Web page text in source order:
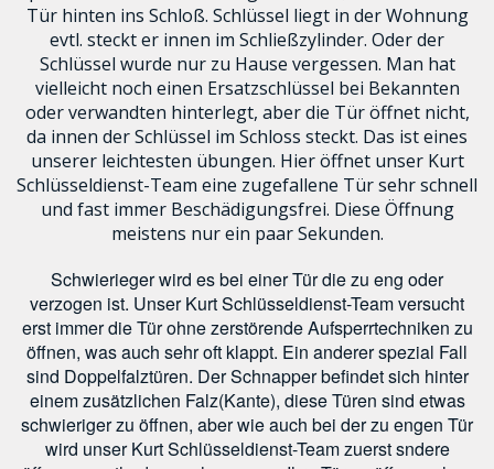
Tür hinten ins Schloß. Schlüssel liegt in der Wohnung
evtl. steckt er innen im Schließzylinder. Oder der
Schlüssel wurde nur zu Hause vergessen. Man hat
vielleicht noch einen Ersatzschlüssel bei Bekannten
oder verwandten hinterlegt, aber die Tür öffnet nicht,
da innen der Schlüssel im Schloss steckt. Das ist eines
unserer leichtesten übungen. Hier öffnet unser Kurt
Schlüsseldienst-Team eine zugefallene Tür sehr schnell
und fast immer Beschädigungsfrei. Diese Öffnung
meistens nur ein paar Sekunden.
Schwierieger wird es bei einer Tür die zu eng oder
verzogen ist. Unser Kurt Schlüsseldienst-Team versucht
erst immer die Tür ohne zerstörende Aufsperrtechniken zu
öffnen, was auch sehr oft klappt. Ein anderer spezial Fall
sind Doppelfalztüren. Der Schnapper befindet sich hinter
einem zusätzlichen Falz(Kante), diese Türen sind etwas
schwieriger zu öffnen, aber wie auch bei der zu engen Tür
wird unser Kurt Schlüsseldienst-Team zuerst sndere